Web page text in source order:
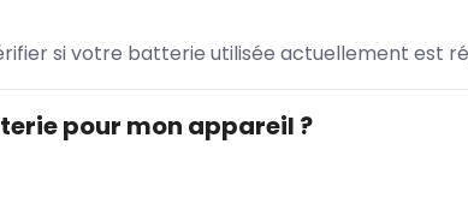
si votre batterie utilisée actuellement est
pour mon appareil ?